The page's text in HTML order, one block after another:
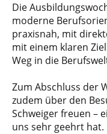
Die
moderne
praxisnah, mit
mit einem klaren
Weg in die
Zum Abschluss der
zudem über den
Schweiger freuen –
uns sehr geehrt hat.